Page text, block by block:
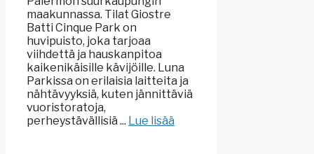
maakunnassa. Tilat Giostre
Batti Cinque Park on
huvipuisto, joka tarjoaa
viihdettä ja hauskanpitoa
kaikenikäisille kävijöille. Luna
Parkissa on erilaisia laitteita ja
nähtävyyksiä, kuten jännittäviä
vuoristoratoja,
perheystävällisiä ... Lue lisää